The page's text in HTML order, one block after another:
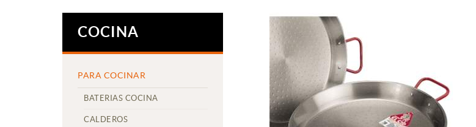
COCINA
PARA COCINAR
BATERIAS COCINA
CALDEROS